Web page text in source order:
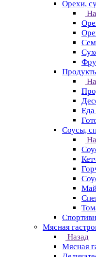
Орехи,
Еда
Соусы,
Мясная
Назад
Мясная